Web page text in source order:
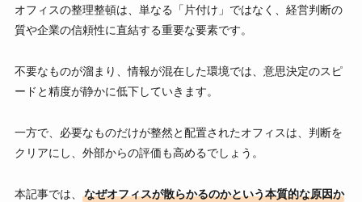
オフィスの整理整頓は、単なる「片付け」ではなく、経営判断の
質や企業の信頼性に直結する重要な要素です。
不要なものが溜まり、情報が混在した環境では、意思決定のスピ
ードと精度が静かに低下していきます。
一方で、必要なものだけが整然と配置されたオフィスは、判断を
クリアにし、外部からの評価も高めるでしょう。
本記事では、
なぜオフィスが散らかるのかという本質的な原因か